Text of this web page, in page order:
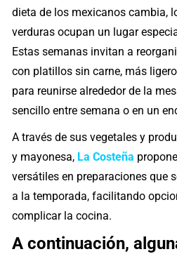
dieta de los mexicanos cambia,
verduras ocupan un lugar
Estas semanas invitan a
con platillos sin carne, más
para reunirse alrededor de la
sencillo entre semana o en un
A través de sus vegetales y
y mayonesa, La Costeña
versátiles en preparaciones que
a la temporada, facilitando
complicar la cocina.
A continuación,